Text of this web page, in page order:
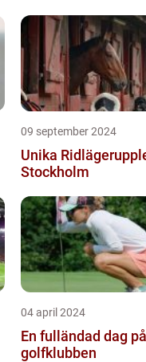
09 september 2024
Unika
Stockholm
04 april 2024
En fulländad dag på
golfklubben